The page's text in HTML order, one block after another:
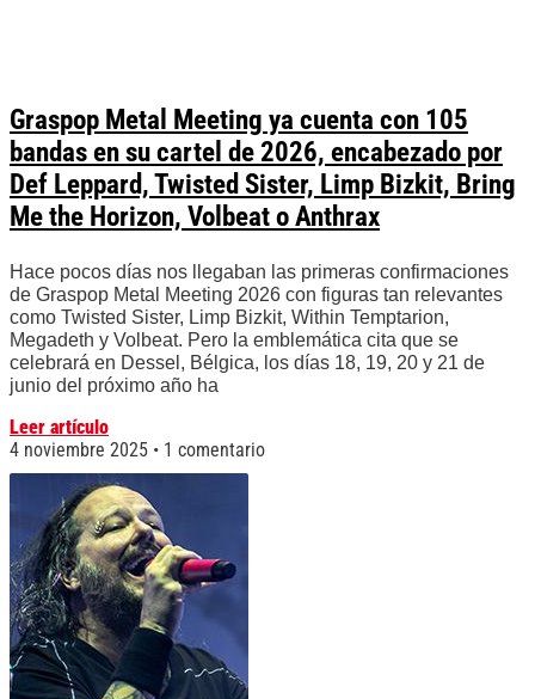
Graspop Metal Meeting ya cuenta con 105
bandas en su cartel de 2026, encabezado por
Def Leppard, Twisted Sister, Limp Bizkit, Bring
Me the Horizon, Volbeat o Anthrax
Hace pocos días nos llegaban las primeras confirmaciones
de Graspop Metal Meeting 2026 con figuras tan relevantes
como Twisted Sister, Limp Bizkit, Within Temptarion,
Megadeth y Volbeat. Pero la emblemática cita que se
celebrará en Dessel, Bélgica, los días 18, 19, 20 y 21 de
junio del próximo año ha
Leer artículo
4 noviembre 2025
1 comentario